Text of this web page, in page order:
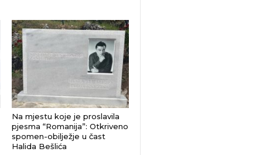
Na mjestu koje je proslavila
pjesma “Romanija”: Otkriveno
spomen-obilježje u čast
Halida Bešlića